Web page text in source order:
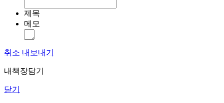
제목
메모
취소 내보내기
내책장담기
닫기